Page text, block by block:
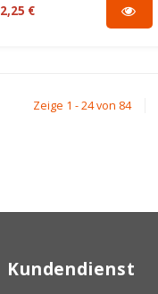
2,25 €
Zeige 1 - 24 von 84
Kundendienst